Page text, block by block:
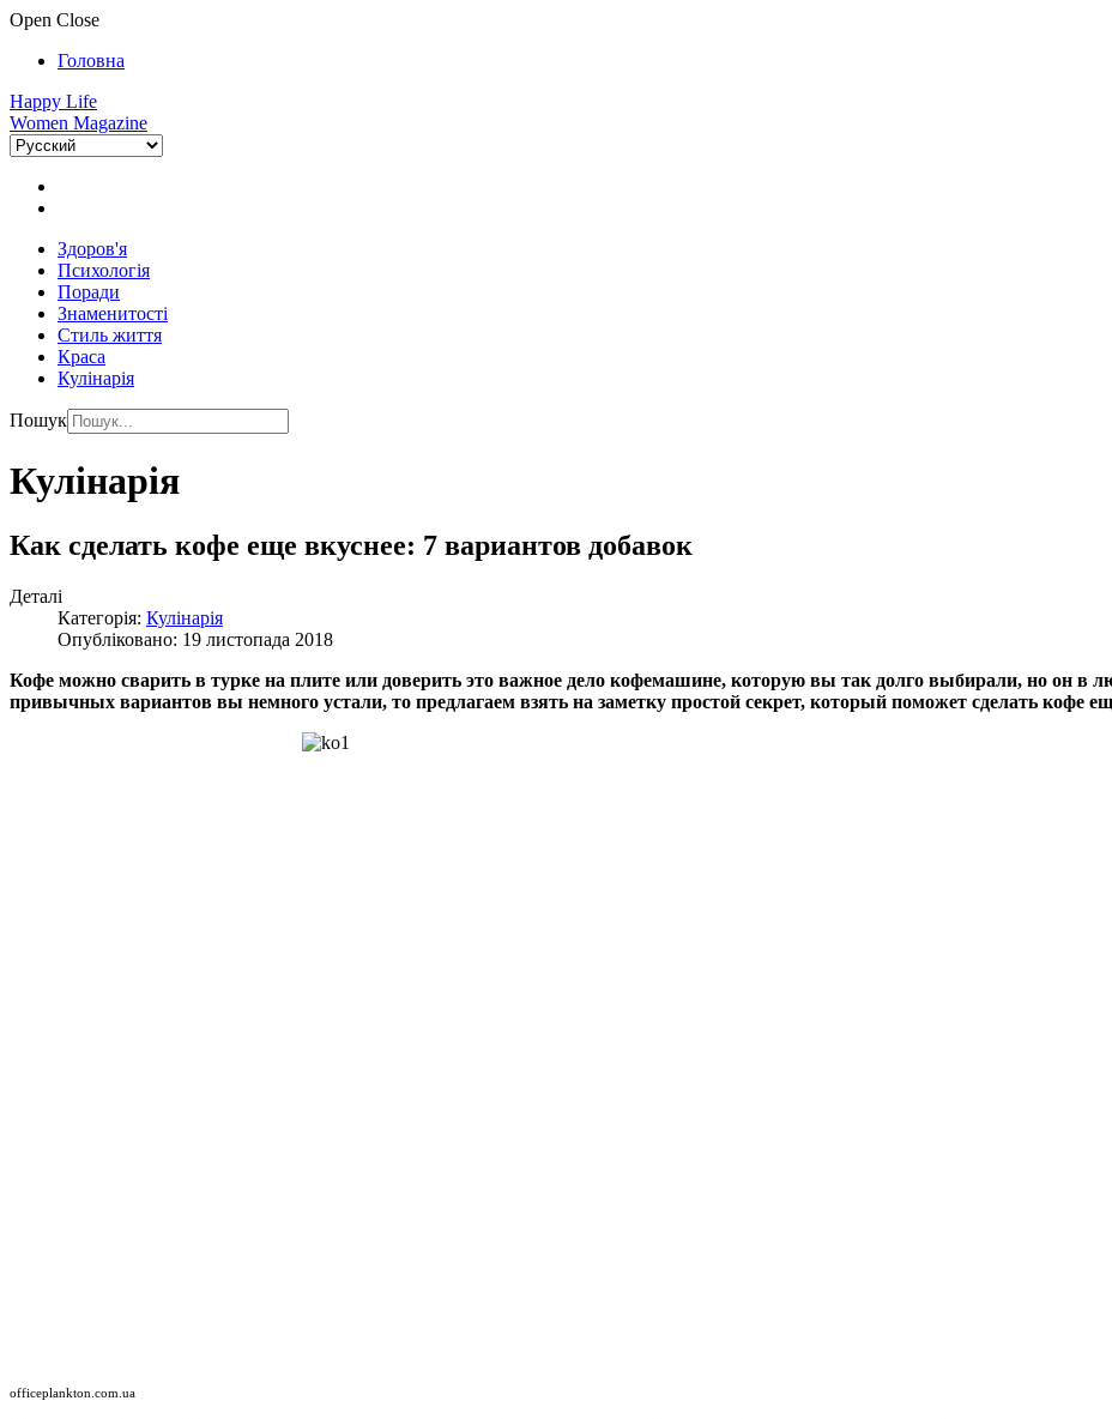
Open Close
Головна
Happy Life
Women Magazine
Здоров'я
Психологія
Поради
Знаменитості
Стиль життя
Краса
Кулінарія
Пошук
Кулінарія
Как сделать кофе еще вкуснее: 7 вариантов добавок
Деталі
Категорія: Кулінарія
Опубліковано: 19 листопада 2018
Кофе можно сварить в турке на плите или доверить это важное дело кофемашине, которую вы так долго выбирали, но он в
привычных вариантов вы немного устали, то предлагаем взять на заметку простой секрет, который поможет сделать кофе
officeplankton.com.ua